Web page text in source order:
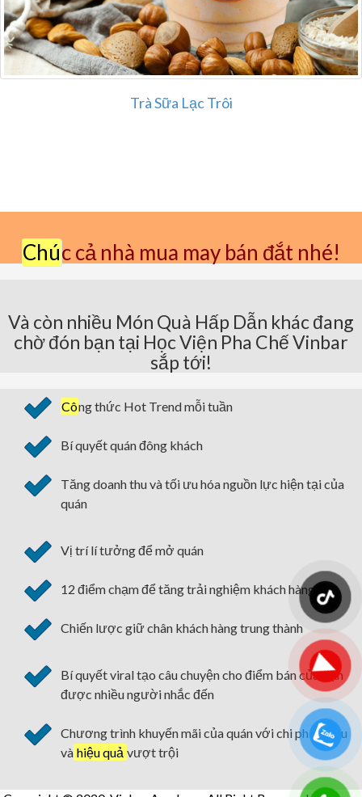
Trà Sữa Lạc Trôi
Chúc cả nhà mua may bán đắt nhé!
Và còn nhiều Món Quà Hấp Dẫn khác đang
chờ đón bạn tại Học Viện Pha Chế Vinbar
sắp tới!
Công thức Hot Trend mỗi tuần
Bí quyết quán đông khách
Tăng doanh thu và tối ưu hóa nguồn lực hiện tại của
quán
Vị trí lí tưởng để mở quán
12 điểm chạm để tăng trải nghiệm khách hàng
Chiến lược giữ chân khách hàng trung thành
Bí quyết viral tạo câu chuyện cho điểm bán của bạn
được nhiều người nhắc đến
Chương trình khuyến mãi của quán với chi phí tối ưu
và hiệu quả vượt trội